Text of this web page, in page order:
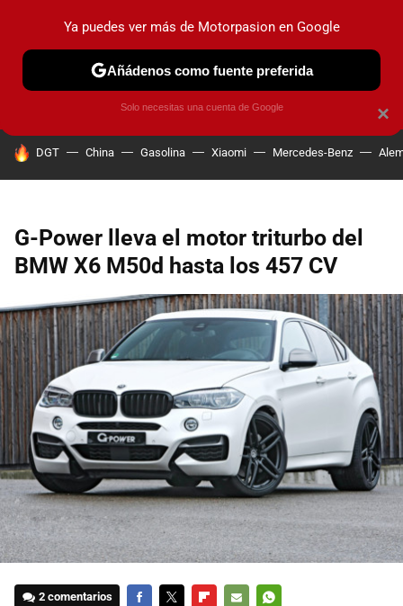
PRUEBAS COCHES ELÉCTRICOS OBSERVATORIO
HOY SE HABLA DE
DGT China Gasolina Xiaomi Mercedes-Benz
G-Power lleva el motor triturbo del
BMW X6 M50d hasta los 457 CV
2 comentarios
×
Ya puedes ver más de Motorpasion en Google
Añádenos como fuente preferida
Solo necesitas una cuenta de Google